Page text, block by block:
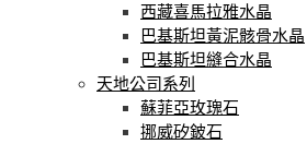
西藏喜馬拉雅水晶
巴基斯坦黃泥骸骨水晶
巴基斯坦縫合水晶
天地公司系列
蘇菲亞玫瑰石
挪威矽鈹石